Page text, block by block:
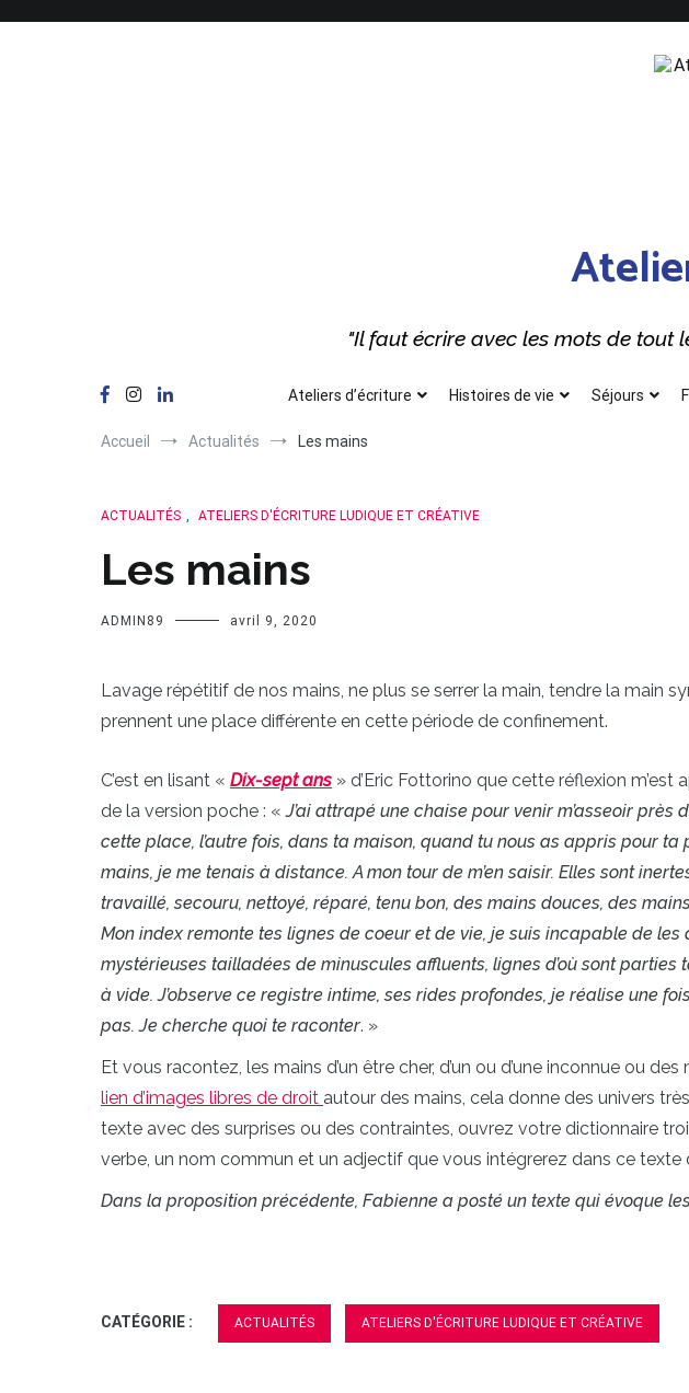
"Il faut écrire avec les mots de tout
Ateliers d’écriture Histoires de vie Séjours
Accueil Actualités Les mains
ACTUALITÉS , ATELIERS D'ÉCRITURE LUDIQUE ET CRÉATIVE
Les mains
ADMIN89 avril 9, 2020
Lavage répétitif de nos mains, ne plus se serrer la main, tendre la main
prennent une place différente en cette période de confinement.
C’est en lisant « Dix-sept ans » d’Eric Fottorino que cette réflexion m’est
de la version poche : «J’ai attrapé une chaise pour venir m’asseoir près
cette place, l’autre fois, dans ta maison, quand tu nous as appris pour ta
mains, je me tenais à distance. A mon tour de m’en saisir. Elles sont
travaillé, secouru, nettoyé, réparé, tenu bon, des mains douces, des
Mon index remonte tes lignes de coeur et de vie, je suis incapable de
mystérieuses tailladées de minuscules affluents, lignes d’où sont parties
à vide. J’observe ce registre intime, ses rides profondes, je réalise une
pas. Je cherche quoi te raconter. »
Et vous racontez, les mains d’un être cher, d’un ou d’une inconnue ou
lien d’images libres de droit autour des mains, cela donne des univers
texte avec des surprises ou des contraintes, ouvrez votre dictionnaire
verbe, un nom commun et un adjectif que vous intégrerez dans ce texte
Dans la proposition précédente, Fabienne a posté un texte qui évoque
CATÉGORIE : ACTUALITÉS ATELIERS D'ÉCRITURE LUDIQUE ET CRÉATIVE